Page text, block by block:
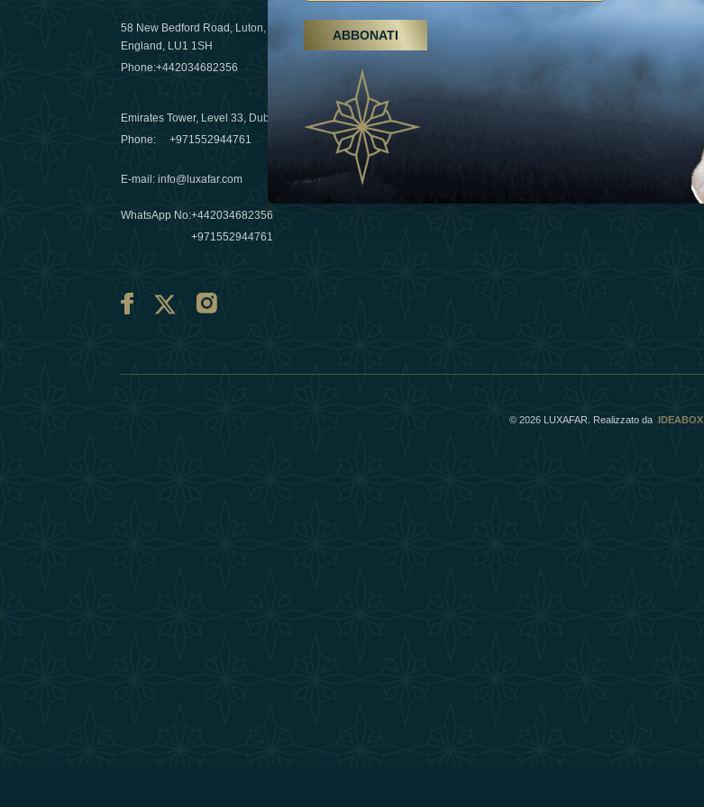
58 New Bedford Road, Luton,
England, LU1 1SH
Phone:+442034682356
Emirates Tower, Level 33, Dubai, UAE
Phone:+971552944761
E-mail :info@luxafar.com
WhatsApp No:+442034682356
+971552944761
Escursioni, trattamenti termali e yoga, gli
Emirati Arabi Uniti crescono come
destinazione del benessere
03 April 2025
Évasions hivernales pour les voyageurs des
Émirats: refinir le voyage de luxe
10 March 2025
Esperienza
© 2026 LUXAFAR. Realizzato da IDEABOX
ABBONATI